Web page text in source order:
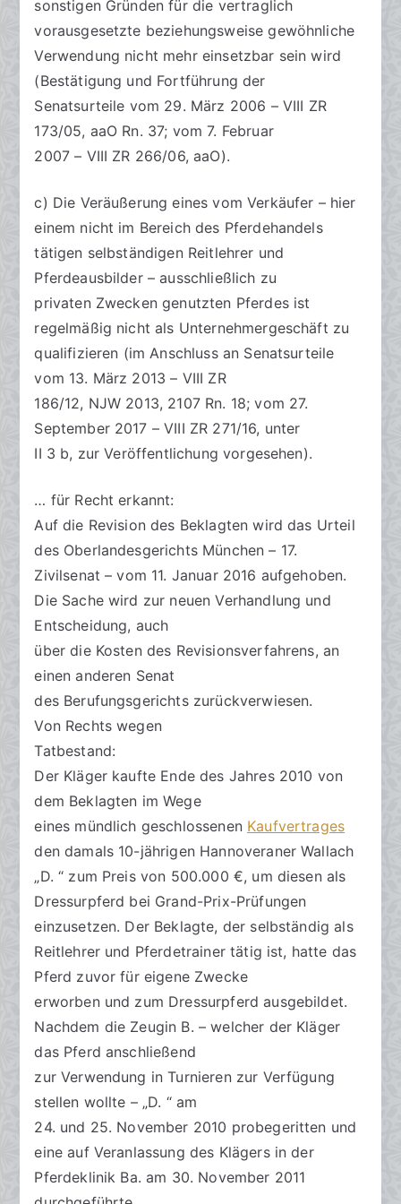
sonstigen Gründen für die vertraglich
vorausgesetzte beziehungsweise gewöhnliche
Verwendung nicht mehr einsetzbar sein wird
(Bestätigung und Fortführung der
Senatsurteile vom 29. März 2006 – VIII ZR
173/05, aaO Rn. 37; vom 7. Februar
2007 – VIII ZR 266/06, aaO).
c) Die Veräußerung eines vom Verkäufer – hier
einem nicht im Bereich des Pferdehandels
tätigen selbständigen Reitlehrer und
Pferdeausbilder – ausschließlich zu
privaten Zwecken genutzten Pferdes ist
regelmäßig nicht als Unternehmergeschäft zu
qualifizieren (im Anschluss an Senatsurteile
vom 13. März 2013 – VIII ZR
186/12, NJW 2013, 2107 Rn. 18; vom 27.
September 2017 – VIII ZR 271/16, unter
II 3 b, zur Veröffentlichung vorgesehen).
… für Recht erkannt:
Auf die Revision des Beklagten wird das Urteil
des Oberlandesgerichts München – 17.
Zivilsenat – vom 11. Januar 2016 aufgehoben.
Die Sache wird zur neuen Verhandlung und
Entscheidung, auch
über die Kosten des Revisionsverfahrens, an
einen anderen Senat
des Berufungsgerichts zurückverwiesen.
Von Rechts wegen
Tatbestand:
Der Kläger kaufte Ende des Jahres 2010 von
dem Beklagten im Wege
eines mündlich geschlossenen Kaufvertrages
den damals 10-jährigen Hannoveraner Wallach
„D. “ zum Preis von 500.000 €, um diesen als
Dressurpferd bei Grand-Prix-Prüfungen
einzusetzen. Der Beklagte, der selbständig als
Reitlehrer und Pferdetrainer tätig ist, hatte das
Pferd zuvor für eigene Zwecke
erworben und zum Dressurpferd ausgebildet.
Nachdem die Zeugin B. – welcher der Kläger
das Pferd anschließend
zur Verwendung in Turnieren zur Verfügung
stellen wollte – „D. “ am
24. und 25. November 2010 probegeritten und
eine auf Veranlassung des Klägers in der
Pferdeklinik Ba. am 30. November 2011